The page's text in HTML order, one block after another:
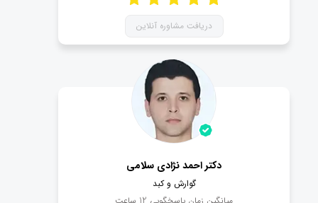
دریافت مشاوره آنلاین
دکتر احمد نژادی سلامی
گوارش و کبد